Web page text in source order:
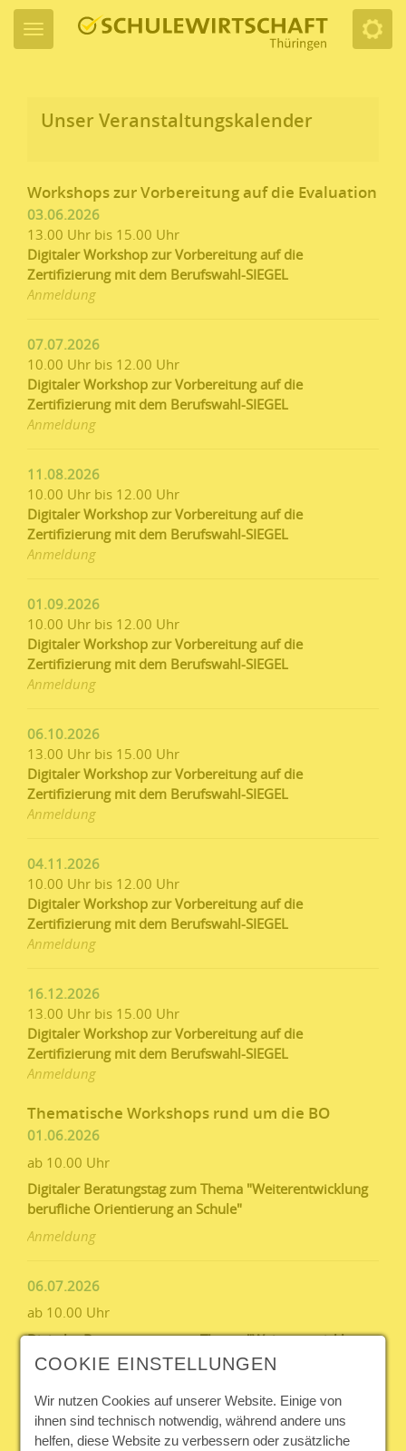
Unser Veranstaltungskalender
Workshops zur Vorbereitung auf die Evaluation
03.06.2026
13.00 Uhr bis 15.00 Uhr
Digitaler Workshop zur Vorbereitung auf die
Zertifizierung mit dem Berufswahl-SIEGEL
Anmeldung
07.07.2026
10.00 Uhr bis 12.00 Uhr
Digitaler Workshop zur Vorbereitung auf die
Zertifizierung mit dem Berufswahl-SIEGEL
Anmeldung
11.08.2026
10.00 Uhr bis 12.00 Uhr
Digitaler Workshop zur Vorbereitung auf die
Zertifizierung mit dem Berufswahl-SIEGEL
Anmeldung
01.09.2026
10.00 Uhr bis 12.00 Uhr
Digitaler Workshop zur Vorbereitung auf die
Zertifizierung mit dem Berufswahl-SIEGEL
Anmeldung
06.10.2026
13.00 Uhr bis 15.00 Uhr
Digitaler Workshop zur Vorbereitung auf die
Zertifizierung mit dem Berufswahl-SIEGEL
Anmeldung
04.11.2026
10.00 Uhr bis 12.00 Uhr
Digitaler Workshop zur Vorbereitung auf die
Zertifizierung mit dem Berufswahl-SIEGEL
Anmeldung
16.12.2026
13.00 Uhr bis 15.00 Uhr
Digitaler Workshop zur Vorbereitung auf die
Zertifizierung mit dem Berufswahl-SIEGEL
Anmeldung
Thematische Workshops rund um die BO
01.06.2026
ab 10.00 Uhr
Digitaler Beratungstag zum Thema "Weiterentwicklung
berufliche Orientierung an Schule"
Anmeldung
06.07.2026
ab 10.00 Uhr
Digitaler Beratungstag zum Thema "Weiterentwicklung
berufliche Orientierung an Schule"
01.09.2026
COOKIE EINSTELLUNGEN
Wir nutzen Cookies auf unserer Website. Einige von
ihnen sind technisch notwendig, während andere uns
helfen, diese Website zu verbessern oder zusätzliche